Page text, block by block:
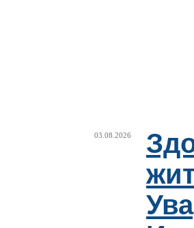
03.08.2026